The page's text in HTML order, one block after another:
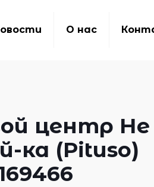
О нас
центр Не
ка (Pituso)